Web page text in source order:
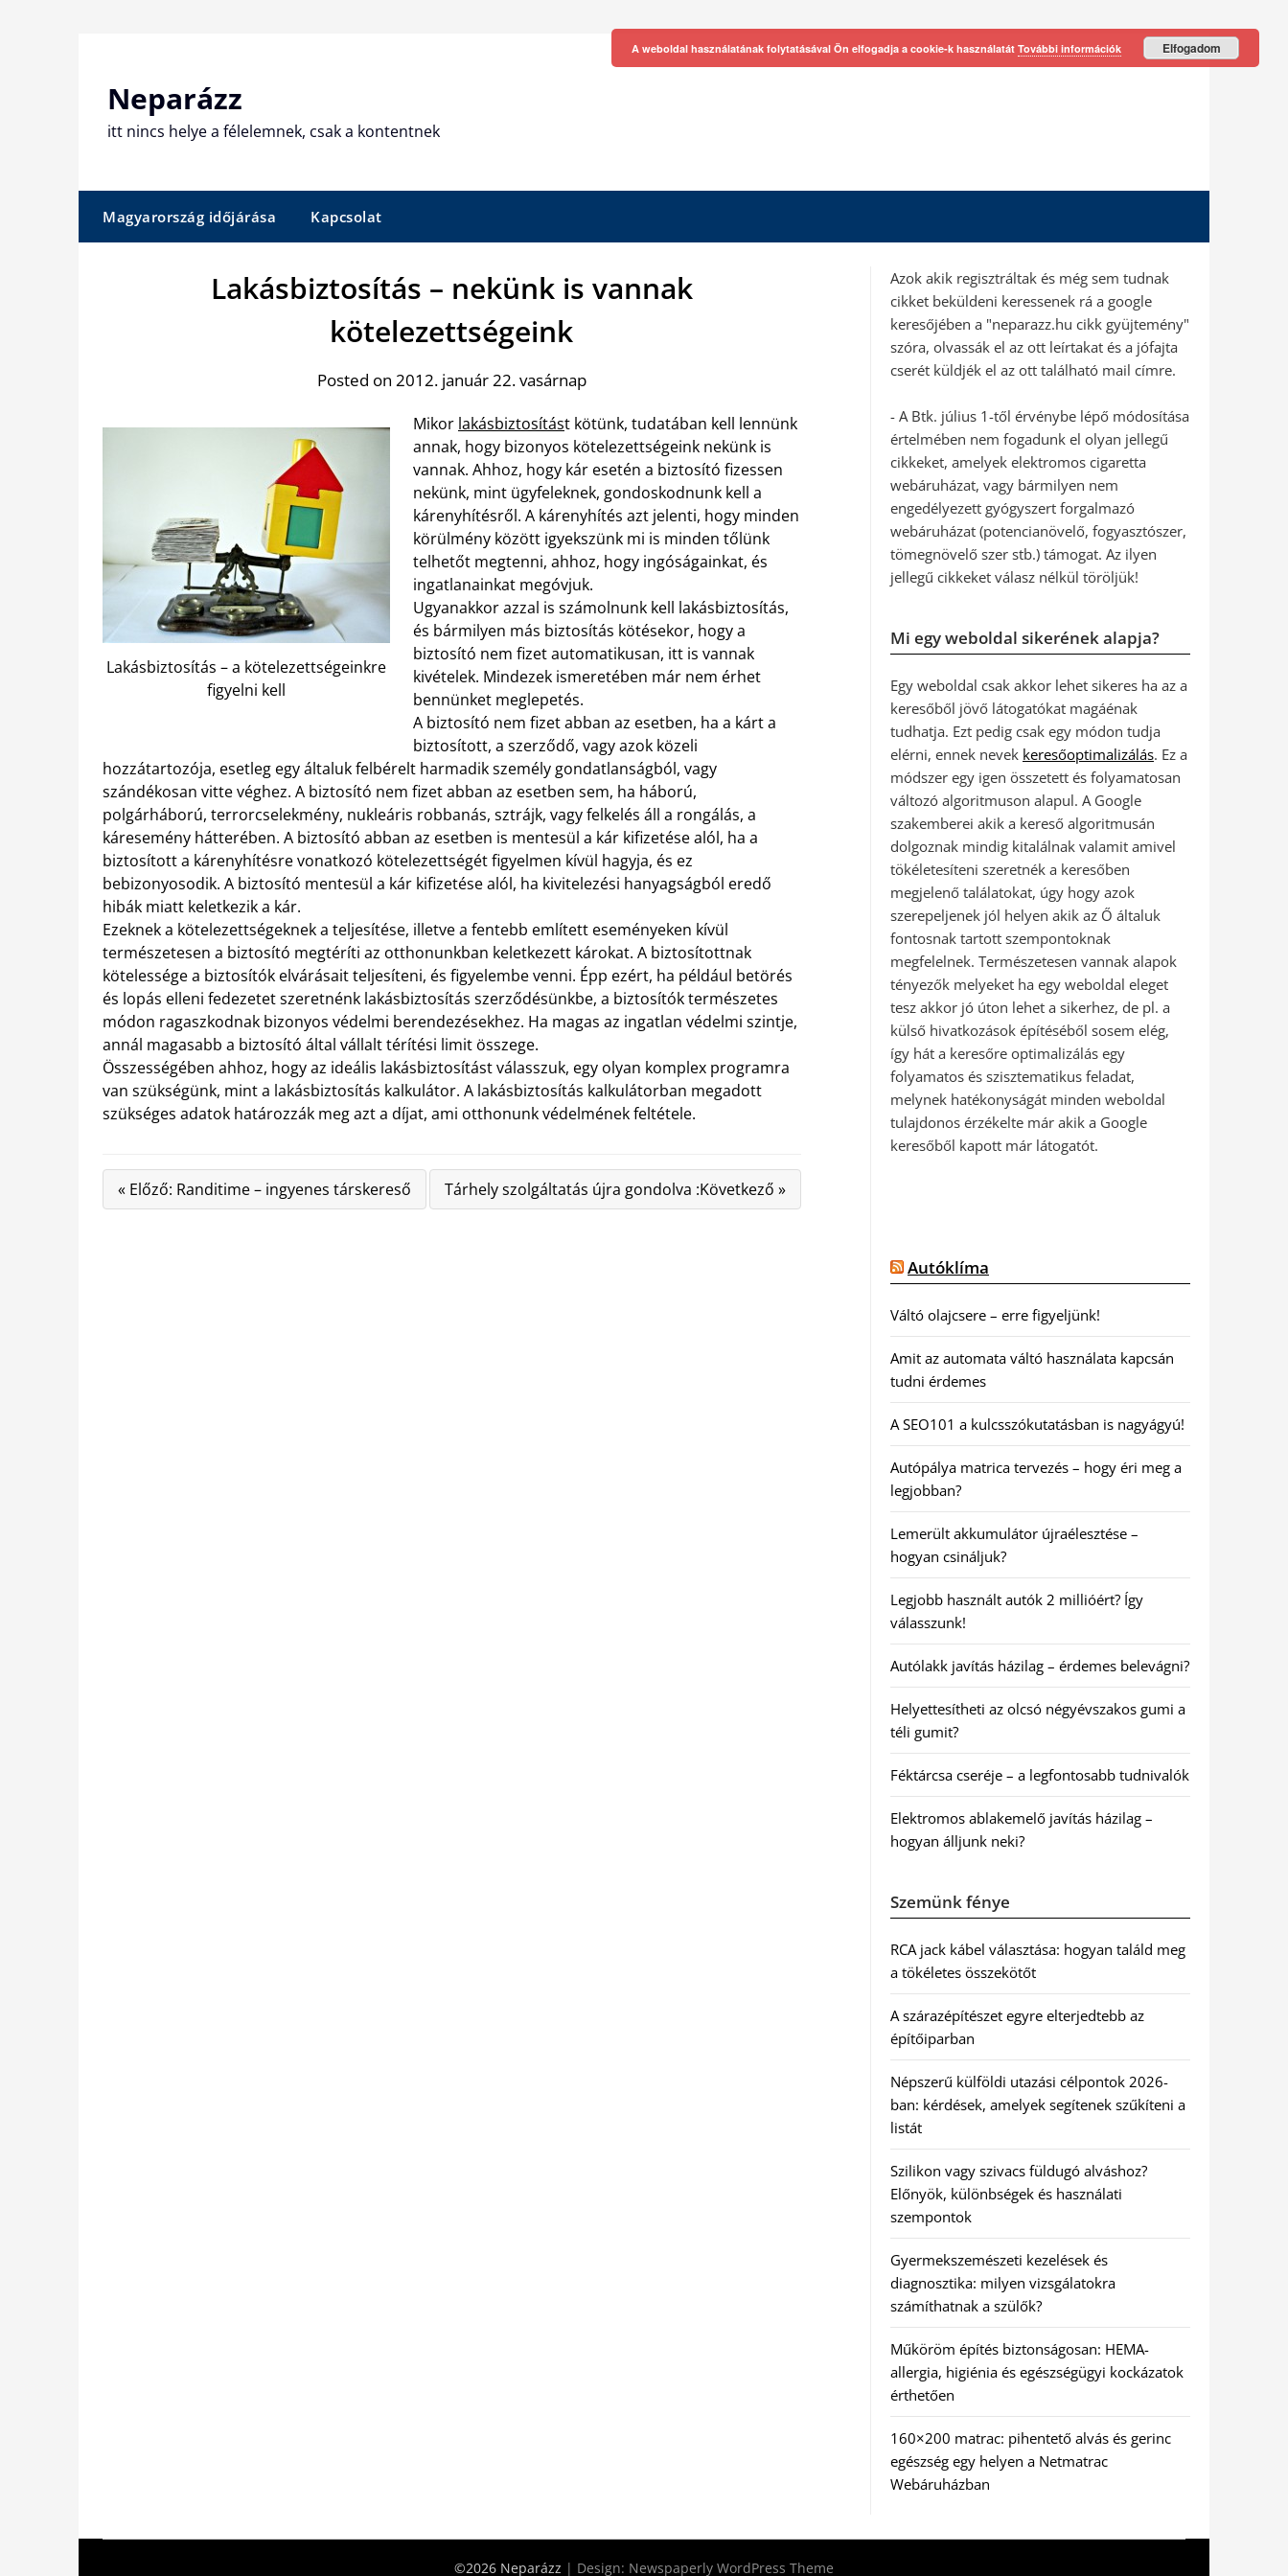
Neparázz
itt nincs helye a félelemnek, csak a kontentnek
Magyarország időjárása Kapcsolat
Lakásbiztosítás – nekünk is vannak
kötelezettségeink
Posted on 2012. január 22. vasárnap
Lakásbiztosítás – a kötelezettségeinkre
figyelni kell
Mikor lakásbiztosítást kötünk, tudatában kell lennünk
annak, hogy bizonyos kötelezettségeink nekünk is
vannak. Ahhoz, hogy kár esetén a biztosító fizessen
nekünk, mint ügyfeleknek, gondoskodnunk kell a
kárenyhítésről. A kárenyhítés azt jelenti, hogy minden
körülmény között igyekszünk mi is minden tőlünk
telhetőt megtenni, ahhoz, hogy ingóságainkat, és
ingatlanainkat megóvjuk.
Ugyanakkor azzal is számolnunk kell lakásbiztosítás,
és bármilyen más biztosítás kötésekor, hogy a
biztosító nem fizet automatikusan, itt is vannak
kivételek. Mindezek ismeretében már nem érhet
bennünket meglepetés.
A biztosító nem fizet abban az esetben, ha a kárt a
biztosított, a szerződő, vagy azok közeli
hozzátartozója, esetleg egy általuk felbérelt harmadik személy gondatlanságból, vagy
szándékosan vitte véghez. A biztosító nem fizet abban az esetben sem, ha háború,
polgárháború, terrorcselekmény, nukleáris robbanás, sztrájk, vagy felkelés áll a rongálás, a
káresemény hátterében. A biztosító abban az esetben is mentesül a kár kifizetése alól, ha a
biztosított a kárenyhítésre vonatkozó kötelezettségét figyelmen kívül hagyja, és ez
bebizonyosodik. A biztosító mentesül a kár kifizetése alól, ha kivitelezési hanyagságból eredő
hibák miatt keletkezik a kár.
Ezeknek a kötelezettségeknek a teljesítése, illetve a fentebb említett eseményeken kívül
természetesen a biztosító megtéríti az otthonunkban keletkezett károkat. A biztosítottnak
kötelessége a biztosítók elvárásait teljesíteni, és figyelembe venni. Épp ezért, ha például betörés
és lopás elleni fedezetet szeretnénk lakásbiztosítás szerződésünkbe, a biztosítók természetes
módon ragaszkodnak bizonyos védelmi berendezésekhez. Ha magas az ingatlan védelmi szintje,
annál magasabb a biztosító által vállalt térítési limit összege.
Összességében ahhoz, hogy az ideális lakásbiztosítást válasszuk, egy olyan komplex programra
van szükségünk, mint a lakásbiztosítás kalkulátor. A lakásbiztosítás kalkulátorban megadott
szükséges adatok határozzák meg azt a díjat, ami otthonunk védelmének feltétele.
« Előző: Randitime – ingyenes társkereső Tárhely szolgáltatás újra gondolva :Következő »
Azok akik regisztráltak és még sem tudnak
cikket beküldeni keressenek rá a google
keresőjében a "neparazz.hu cikk gyüjtemény"
szóra, olvassák el az ott leírtakat és a jófajta
cserét küldjék el az ott található mail címre.
- A Btk. július 1-től érvénybe lépő módosítása
értelmében nem fogadunk el olyan jellegű
cikkeket, amelyek elektromos cigaretta
webáruházat, vagy bármilyen nem
engedélyezett gyógyszert forgalmazó
webáruházat (potencianövelő, fogyasztószer,
tömegnövelő szer stb.) támogat. Az ilyen
jellegű cikkeket válasz nélkül töröljük!
Mi egy weboldal sikerének alapja?
Egy weboldal csak akkor lehet sikeres ha az a
keresőből jövő látogatókat magáénak
tudhatja. Ezt pedig csak egy módon tudja
elérni, ennek nevek keresőoptimalizálás. Ez a
módszer egy igen összetett és folyamatosan
változó algoritmuson alapul. A Google
szakemberei akik a kereső algoritmusán
dolgoznak mindig kitalálnak valamit amivel
tökéletesíteni szeretnék a keresőben
megjelenő találatokat, úgy hogy azok
szerepeljenek jól helyen akik az Ő általuk
fontosnak tartott szempontoknak
megfelelnek. Természetesen vannak alapok
tényezők melyeket ha egy weboldal eleget
tesz akkor jó úton lehet a sikerhez, de pl. a
külső hivatkozások építéséből sosem elég,
így hát a keresőre optimalizálás egy
folyamatos és szisztematikus feladat,
melynek hatékonyságát minden weboldal
tulajdonos érzékelte már akik a Google
keresőből kapott már látogatót.
Autóklíma
Váltó olajcsere – erre figyeljünk!
Amit az automata váltó használata kapcsán
tudni érdemes
A SEO101 a kulcsszókutatásban is nagyágyú!
Autópálya matrica tervezés – hogy éri meg a
legjobban?
Lemerült akkumulátor újraélesztése –
hogyan csináljuk?
Legjobb használt autók 2 millióért? Így
válasszunk!
Autólakk javítás házilag – érdemes belevágni?
Helyettesítheti az olcsó négyévszakos gumi a
téli gumit?
Féktárcsa cseréje – a legfontosabb tudnivalók
Elektromos ablakemelő javítás házilag –
hogyan álljunk neki?
Szemünk fénye
RCA jack kábel választása: hogyan találd meg
a tökéletes összekötőt
A szárazépítészet egyre elterjedtebb az
építőiparban
Népszerű külföldi utazási célpontok 2026-
ban: kérdések, amelyek segítenek szűkíteni a
listát
Szilikon vagy szivacs füldugó alváshoz?
Előnyök, különbségek és használati
szempontok
Gyermekszemészeti kezelések és
diagnosztika: milyen vizsgálatokra
számíthatnak a szülők?
Műköröm építés biztonságosan: HEMA-
allergia, higiénia és egészségügyi kockázatok
érthetően
160×200 matrac: pihentető alvás és gerinc
egészség egy helyen a Netmatrac
Webáruházban
©2026 Neparázz | Design: Newspaperly WordPress Theme
A weboldal használatának folytatásával Ön elfogadja a cookie-k használatát További információk Elfogadom